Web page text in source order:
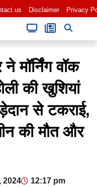
us Disclaimer Privacy
मॉर्निंग वॉक
की खुशियां
से टकराई,
की मौत और
2024
12:17 pm